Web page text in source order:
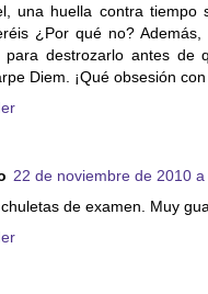
una huella contra tiempo
¿Por qué no?
para destrozarlo antes de
Diem. ¡Qué obsesión
22 de noviembre de 2010
de examen. Muy